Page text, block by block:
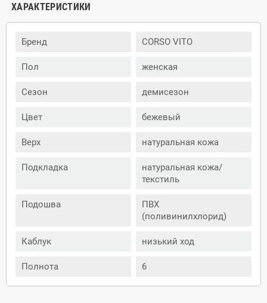
ХАРАКТЕРИСТИКИ
Бренд CORSO VITO
Пол женская
Сезон демисезон
Цвет бежевый
Верх натуральная кожа
Подкладка
натуральная кожа/
текстиль
Подошва
ПВХ
(поливинилхлорид)
Каблук низький ход
Полнота 6